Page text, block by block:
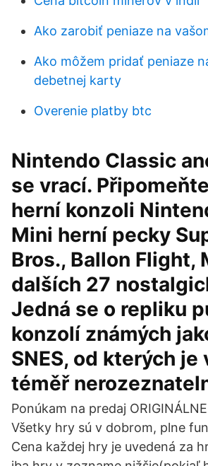
Ako zarobiť peniaze na
Ako môžem pridať peniaze
debetnej karty
Overenie platby btc
Nintendo Classic
se vrací.
herní konzoli
Mini herní pecky
Bros., Ballon Flight,
dalších 27
Jedná se o repliku
konzolí známých
SNES, od kterých je
téměř
Ponúkam na predaj
Všetky hry sú v dobrom, plne
Cena každej hry je uvedená za